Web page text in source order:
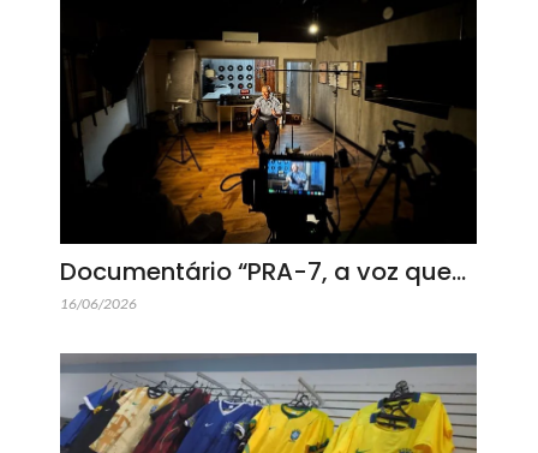
Documentário “PRA-7, a voz que…
16/06/2026